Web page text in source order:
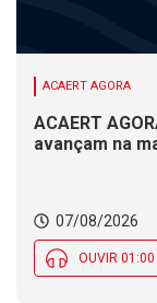
ACAERT AGORA
ACAERT
avançam na
Social nesta
07/08/2026
OUVIR 01:00